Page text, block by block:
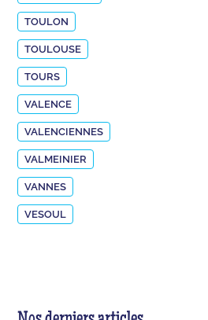
TOULON
TOULOUSE
TOURS
VALENCE
VALENCIENNES
VALMEINIER
VANNES
VESOUL